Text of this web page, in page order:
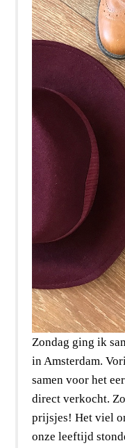
Zondag ging ik
in Amsterdam.
samen voor het
direct verkocht.
prijsjes! Het viel
onze leeftijd